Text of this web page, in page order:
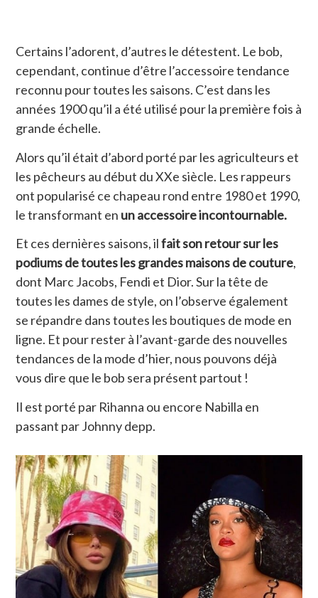
Certains l’adorent, d’autres le détestent. Le bob,
cependant, continue d’être l’accessoire tendance
reconnu pour toutes les saisons. C’est dans les
années 1900 qu’il a été utilisé pour la première fois à
grande échelle.
Alors qu’il était d’abord porté par les agriculteurs et
les pêcheurs au début du XXe siècle. Les rappeurs
ont popularisé ce chapeau rond entre 1980 et 1990,
le transformant en un accessoire incontournable.
Et ces dernières saisons, ilfait son retour sur les
podiums de toutes les grandes maisons de couture,
dont Marc Jacobs, Fendi et Dior. Sur la tête de
toutes les dames de style, on l’observe également
se répandre dans toutes les boutiques de mode en
ligne. Et pour rester à l’avant-garde des nouvelles
tendances de la mode d’hier, nous pouvons déjà
vous dire que le bob sera présent partout !
Il est porté par Rihanna ou encore Nabilla en
passant par Johnny depp.